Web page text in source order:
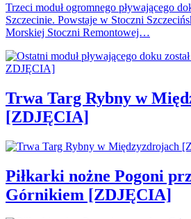
Trzeci moduł ogromnego pływającego
Szczecinie. Powstaje w Stoczni
Morskiej Stoczni Remontowej…
Trwa Targ Rybny w
[ZDJĘCIA]
Piłkarki nożne Pogoni
Górnikiem [ZDJĘCIA]